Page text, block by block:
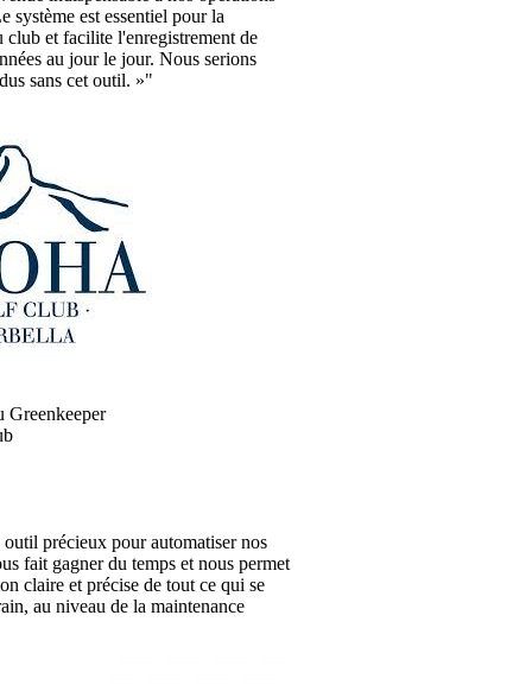
système est essentiel pour la
club et facilite l'enregistrement de
au jour le jour. Nous serions
sans cet outil. »"
Greenkeeper
précieux pour automatiser nos
fait gagner du temps et nous permet
claire et précise de tout ce qui se
au niveau de la maintenance